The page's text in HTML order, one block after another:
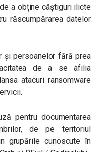
a obține câștiguri ilicte
răscumpărarea datelor
și persoanelor fără prea
de a se afilia
atacuri ransomware
pentru documentarea
de pe teritoriul
grupările cunoscute în